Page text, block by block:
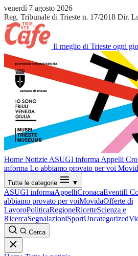
venerdì 7 agosto 2026
Reg. Tribunale di Trieste n. 17/2018 Dir.
Il meglio di Trieste ogni
Home Notizie ASUGI informa Appelli
informa Lo abbiamo provato per voi
Tutte le categorie ▼
ASUGI informaAppelliCronacaEventiIl
abbiamo provato per voiMovidaOfferte di
LavoroPoliticaRegioneRicetteScienza e
RicercaSegnalazioniSportUncategorized
Cerca